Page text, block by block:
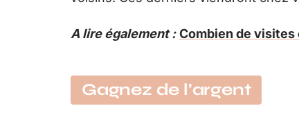
A lire également : Combien de visites
Gagnez de l’argent